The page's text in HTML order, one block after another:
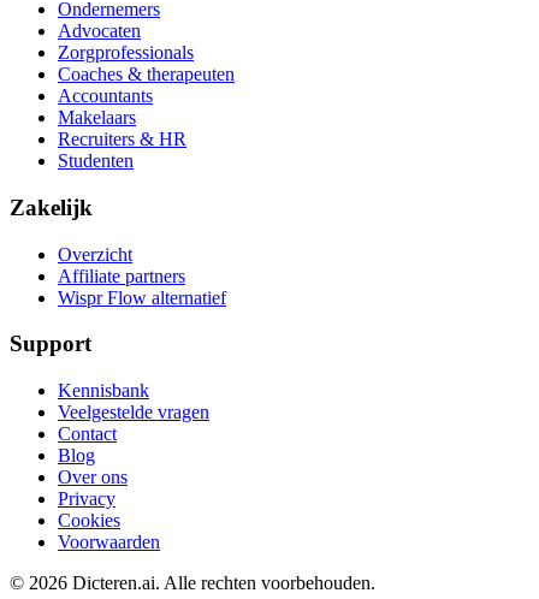
Ondernemers
Advocaten
Zorgprofessionals
Coaches & therapeuten
Accountants
Makelaars
Recruiters & HR
Studenten
Zakelijk
Overzicht
Affiliate partners
Wispr Flow alternatief
Support
Kennisbank
Veelgestelde vragen
Contact
Blog
Over ons
Privacy
Cookies
Voorwaarden
© 2026 Dicteren.ai. Alle rechten voorbehouden.